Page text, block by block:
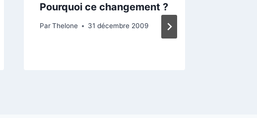
Pourquoi ce changement ?
Par Thelone 31 décembre 2009